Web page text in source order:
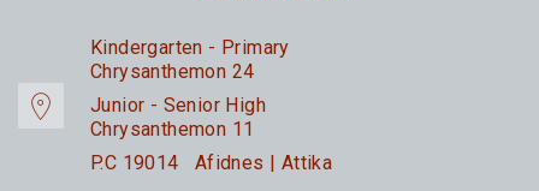
Kindergarten - Primary
Chrysanthemon 24
Junior - Senior High
Chrysanthemon 11
P.C 19014 Afidnes | Attika